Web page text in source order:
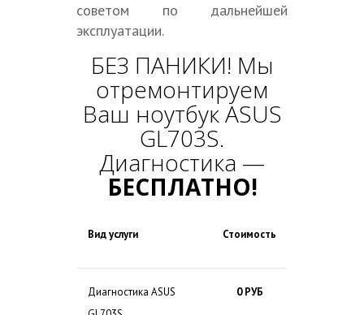
советом по дальнейшей
эксплуатации.
БЕЗ ПАНИКИ! Мы
отремонтируем
Ваш ноутбук ASUS
GL703S.
Диагностика —
БЕСПЛАТНО!
Вид услуги Стоимость
Диагностика ASUS
0 РУБ